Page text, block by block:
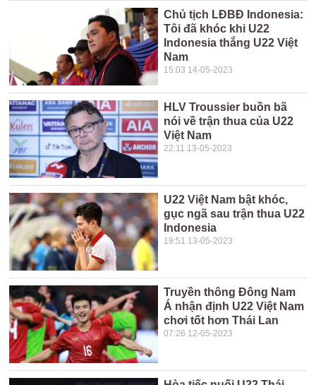
Chủ tịch LĐBĐ Indonesia:
Tôi đã khóc khi U22
Indonesia thắng U22 Việt
Nam
15:03 14-05-2023
HLV Troussier buồn bã
nói về trận thua của U22
Việt Nam
22:11 13-05-2023
U22 Việt Nam bật khóc,
gục ngã sau trận thua U22
Indonesia
19:51 13-05-2023
Truyền thông Đông Nam
Á nhận định U22 Việt Nam
chơi tốt hơn Thái Lan
07:26 12-05-2023